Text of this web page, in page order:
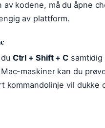
av kodene, må du åpne
av plattform.
Ctrl + Shift + C
Mac-maskiner kan du
kommandolinje vil dukke